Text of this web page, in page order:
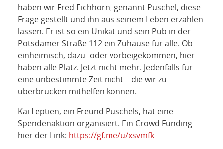
SPONSORING
KONTAKT
haben wir Fred Eichhorn, genannt Puschel, diese
Frage gestellt und ihn aus seinem Leben erzählen
lassen. Er ist so ein Unikat und sein Pub in der
Potsdamer Straße 112 ein Zuhause für alle. Ob
einheimisch, dazu- oder vorbeigekommen, hier
haben alle Platz. Jetzt nicht mehr. Jedenfalls für
eine unbestimmte Zeit nicht – die wir zu
überbrücken mithelfen können.
Kai Leptien, ein Freund Puschels, hat eine
Spendenaktion organisiert. Ein Crowd Funding –
hier der Link: https://gf.me/u/xsvmfk